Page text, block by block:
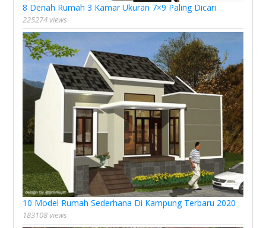
8 Denah Rumah 3 Kamar Ukuran 7×9 Paling Dicari
225274 views
10 Model Rumah Sederhana Di Kampung Terbaru 2020
183108 views